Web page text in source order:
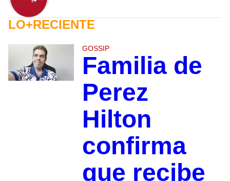
LO+RECIENTE
GOSSIP
Familia de
Perez
Hilton
confirma
que recibe